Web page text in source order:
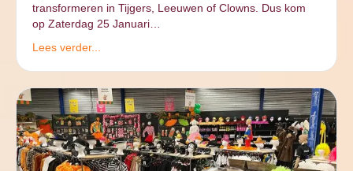
transformeren in Tijgers, Leeuwen of Clowns. Dus kom
op Zaterdag 25 Januari…
Lees verder...